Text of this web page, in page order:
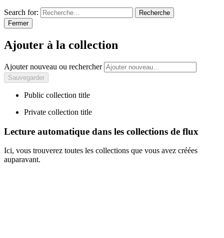
Search for:
Recherche
Fermer
Ajouter à la collection
Ajouter nouveau ou rechercher
Public collection title
Private collection title
Lecture automatique dans les collections de flux
Ici, vous trouverez toutes les collections que vous avez créées
auparavant.